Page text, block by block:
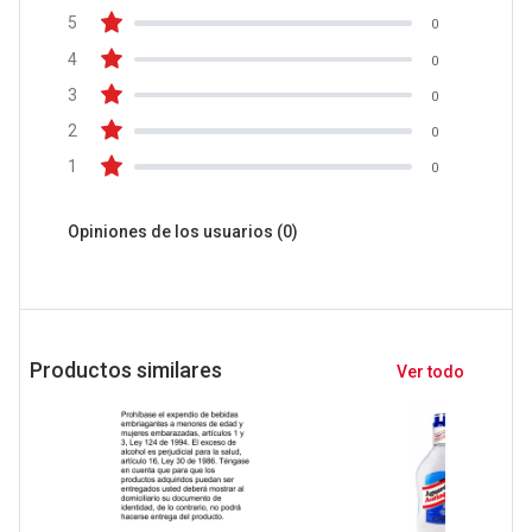
5 0
4 0
3 0
2 0
1 0
Opiniones de los usuarios (0)
Productos similares Ver todo